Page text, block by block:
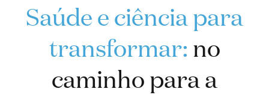
Saúde e ciência para
transformar: no
caminho para a